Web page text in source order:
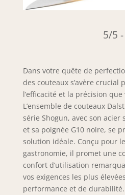
5/5
Dans votre quête de
des couteaux s’avère crucial
l’efficacité et la précision que
L’ensemble de couteaux
série Shogun, avec son acier
et sa poignée G10 noire, se
solution idéale. Conçu pour
gastronomie, il promet une
confort d’utilisation
vos exigences les plus
performance et de durabilité.